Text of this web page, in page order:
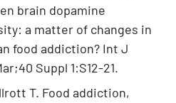
brain dopamine
a matter of changes in
food addiction? Int J
Suppl 1:S12-21.
T. Food addiction,